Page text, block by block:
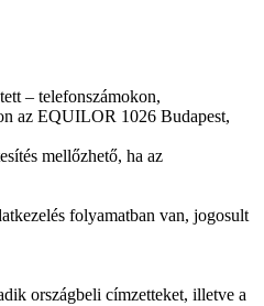
– telefonszámokon,
az EQUILOR 1026 Budapest,
mellőzhető, ha az
folyamatban van, jogosult
országbeli címzetteket, illetve a